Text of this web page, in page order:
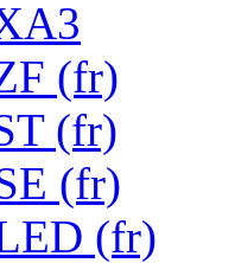
(fr)
(fr)
(fr)
(fr)